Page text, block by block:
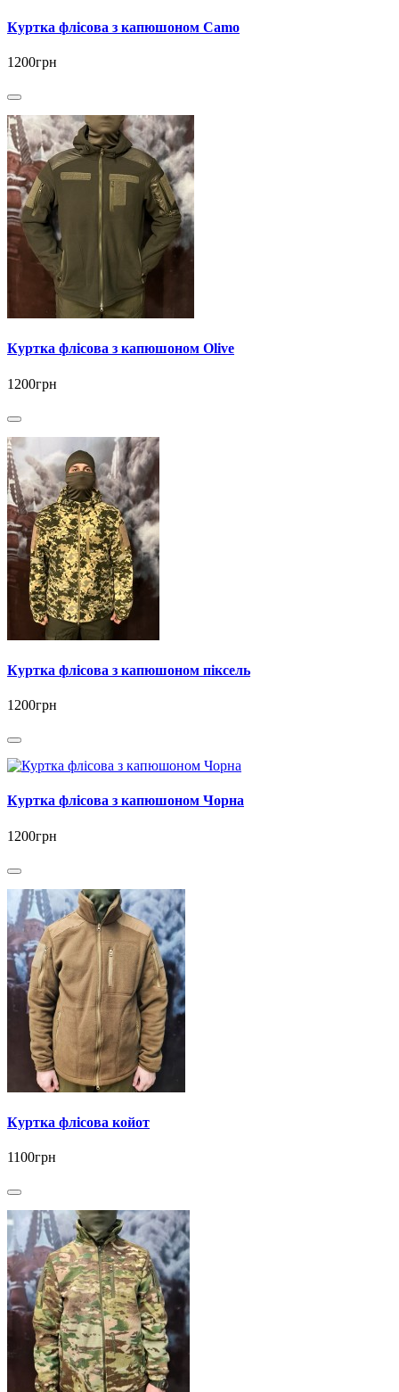
Куртка флісова з капюшоном Camo
1200грн
Куртка флісова з капюшоном Olive
1200грн
Куртка флісова з капюшоном піксель
1200грн
Куртка флісова з капюшоном Чорна
1200грн
Куртка флісова койот
1100грн